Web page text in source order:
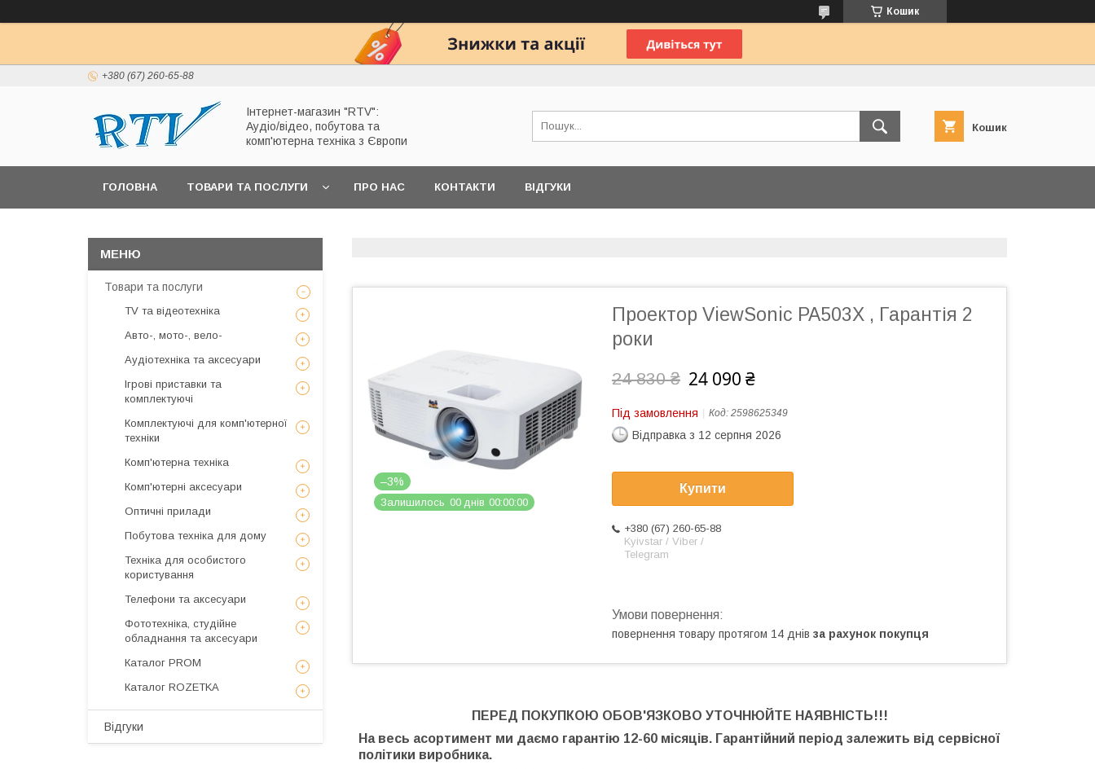
Кошик
+380 (67) 260-65-88
Інтернет-магазин "RTV":
Аудіо/відео, побутова та
комп'ютерна техніка з Європи
Кошик
ГОЛОВНА ТОВАРИ ТА ПОСЛУГИ ПРО НАС КОНТАКТИ ВІДГУКИ
–3%
Залишилось 00 днів 00 00 00
Проектор ViewSonic PA503X , Гарантія 2
роки
24 830 ₴ 24 090 ₴
Під замовлення Код: 2598625349
Відправка з 12 серпня 2026
Купити
+380 (67) 260-65-88
Kyivstar / Viber /
Telegram
повернення товару протягом 14 днів за рахунок покупця
ПЕРЕД ПОКУПКОЮ ОБОВ'ЯЗКОВО УТОЧНЮЙТЕ НАЯВНІСТЬ!!!
На весь асортимент ми даємо гарантію 12-60 місяців. Гарантійний період залежить від сервісної
політики виробника.
Товари та послуги
TV та відеотехніка
Авто-, мото-, вело-
Аудіотехніка та аксесуари
Ігрові приставки та
комплектуючі
Комплектуючі для комп'ютерної
техніки
Комп'ютерна техніка
Комп'ютерні аксесуари
Оптичні прилади
Побутова техніка для дому
Техніка для особистого
користування
Телефони та аксесуари
Фототехніка, студійне
обладнання та аксесуари
Каталог PROM
Каталог ROZETKA
Відгуки